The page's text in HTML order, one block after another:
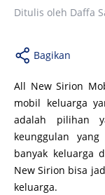
Ditulis oleh Daffa
Bagikan
All New Sirion
mobil keluarga
adalah pilihan
keunggulan
banyak keluarga
New Sirion bisa
keluarga.